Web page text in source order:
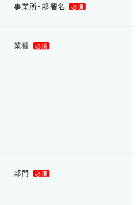
事業所・部署名 必須
業種 必須
部門 必須